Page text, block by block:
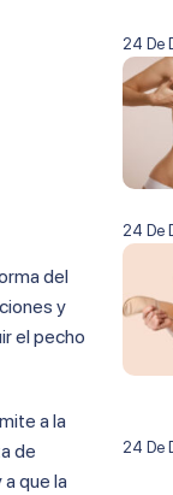
del
y
el pecho
a la
de
que la
24 De
24 De
24 De